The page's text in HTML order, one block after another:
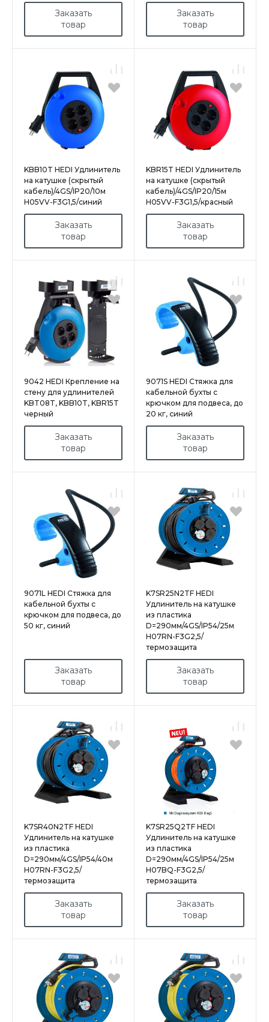
Заказать
товар
Заказать
товар
KBB10T HEDI Удлинитель
на катушке (скрытый
кабель)/4GS/IP20/10м
H05VV-F3G1,5/синий
Заказать
товар
KBR15T HEDI Удлинитель
на катушке (скрытый
кабель)/4GS/IP20/15м
H05VV-F3G1,5/красный
Заказать
товар
9042 HEDI Крепление на
стену для удлинителей
KBT08T, KBB10T, KBR15T
черный
Заказать
товар
9071S HEDI Стяжка для
кабельной бухты с
крючком для подвеса, до
20 кг, синий
Заказать
товар
9071L HEDI Стяжка для
кабельной бухты с
крючком для подвеса, до
50 кг, синий
Заказать
товар
K7SR25N2TF HEDI
Удлинитель на катушке
из пластика
D=290мм/4GS/IP54/25м
H07RN-F3G2,5/
термозащита
Заказать
товар
K7SR40N2TF HEDI
Удлинитель на катушке
из пластика
D=290мм/4GS/IP54/40м
H07RN-F3G2,5/
термозащита
Заказать
товар
K7SR25Q2TF HEDI
Удлинитель на катушке
из пластика
D=290мм/4GS/IP54/25м
H07BQ-F3G2,5/
термозащита
Заказать
товар